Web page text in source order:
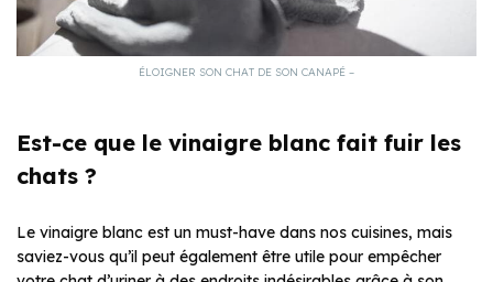
ÉLOIGNER SON CHAT DE SON CANAPÉ –
Est-ce que le vinaigre blanc fait fuir les
chats ?
Le vinaigre blanc est un must-have dans nos cuisines, mais
saviez-vous qu’il peut également être utile pour empêcher